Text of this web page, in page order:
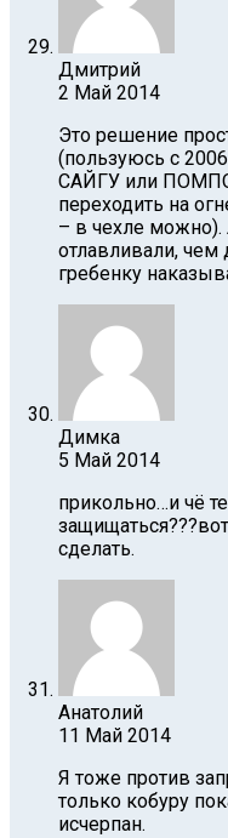
Дмитрий
2 Май 2014
Это решение
(пользуюсь с
САЙГУ или
переходить на
– в чехле
отлавливали,
гребенку
Димка
5 Май 2014
прикольно…и чё
сделать.
Анатолий
11 Май 2014
Я тоже против
только кобуру
исчерпан.